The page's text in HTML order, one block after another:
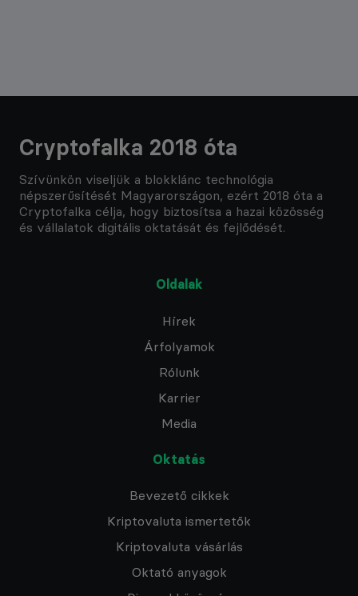
Cryptofalka 2018 óta
Szívünkön viseljük a blokklánc technológia
népszerűsítését Magyarországon, ezért 2018 óta a
Cryptofalka célja, hogy biztosítsa a hazai közösség
és vállalatok digitális oktatását és fejlődését.
Oldalak
Hírek
Árfolyamok
Rólunk
Karrier
Media
Oktatás
Bevezető cikkek
Kriptovaluta ismertetők
Kriptovaluta vásárlás
Oktató anyagok